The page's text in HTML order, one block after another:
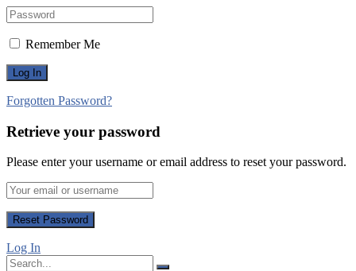
Remember Me
Forgotten Password?
Retrieve your password
Please enter your username or email address to reset your password.
Log In